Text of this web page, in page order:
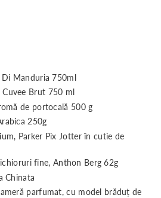
Manduria 750ml
Brut 750 ml
de portocală 500 g
250g
Parker Pix Jotter în cutie de
fine, Anthon Berg 62g
Chinata
parfumat, cu model brăduț de